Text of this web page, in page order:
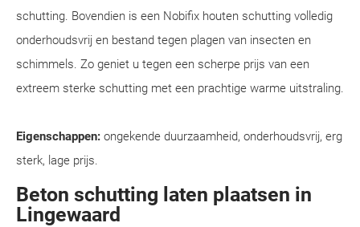
schutting. Bovendien is een Nobifix houten schutting volledig
onderhoudsvrij en bestand tegen plagen van insecten en
schimmels. Zo geniet u tegen een scherpe prijs van een
extreem sterke schutting met een prachtige warme uitstraling.
Eigenschappen: ongekende duurzaamheid, onderhoudsvrij, erg
sterk, lage prijs.
Beton schutting laten plaatsen in
Lingewaard